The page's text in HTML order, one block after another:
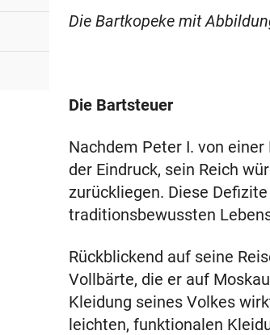
Die Bartkopeke mit
Die Bartsteuer
Nachdem Peter I. von
der Eindruck, sein Reich
zurückliegen. Diese
traditionsbewussten
Rückblickend auf seine
Vollbärte, die er auf
Kleidung seines Volkes
leichten, funktionalen